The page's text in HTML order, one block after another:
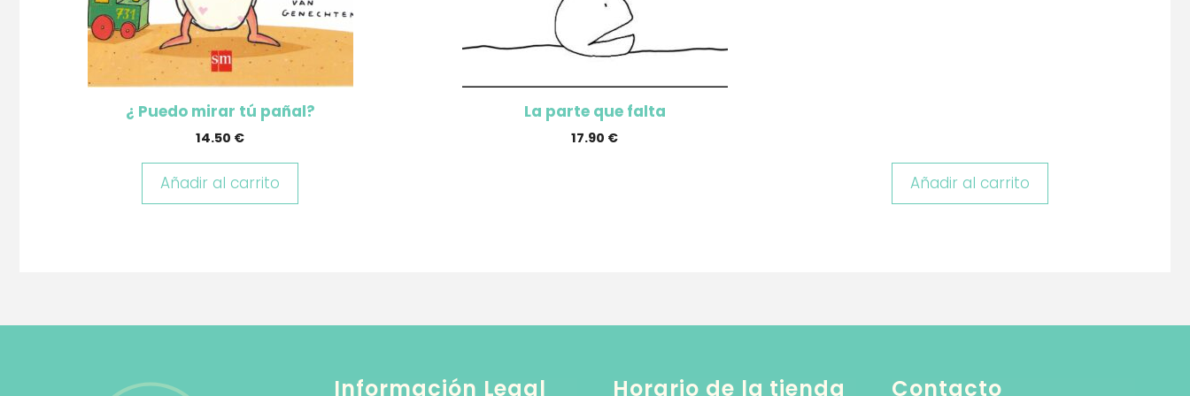
¿ Puedo mirar tú pañal?
14.50 €
Añadir al carrito
La parte que falta
17.90 €
Añadir al carrito
Información Legal Horario de la tienda Contacto